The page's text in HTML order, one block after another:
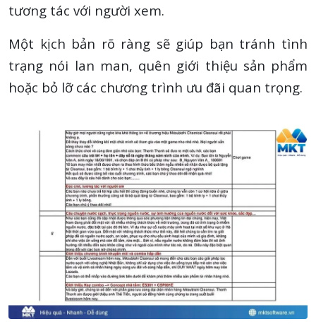
tương tác với người xem.
Một kịch bản rõ ràng sẽ giúp bạn tránh tình
trạng nói lan man, quên giới thiệu sản phẩm
hoặc bỏ lỡ các chương trình ưu đãi quan trọng.